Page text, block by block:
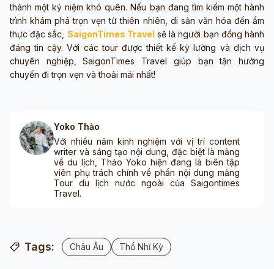
thành một kỷ niệm khó quên. Nếu bạn đang tìm kiếm một hành
trình khám phá trọn vẹn từ thiên nhiên, di sản văn hóa đến ẩm
thực đặc sắc, SaigonTimes Travel sẽ là người bạn đồng hành
đáng tin cậy. Với các tour được thiết kế kỹ lưỡng và dịch vụ
chuyên nghiệp, SaigonTimes Travel giúp bạn tận hưởng
chuyến đi trọn vẹn và thoải mái nhất!
Yoko Thảo
Với nhiều năm kinh nghiệm với vị trí content
writer và sáng tạo nội dung, đặc biệt là mảng
về du lịch, Thảo Yoko hiện đang là biên tập
viên phụ trách chính về phần nội dung mảng
Tour du lịch nước ngoài của Saigontimes
Travel.
Tags: Châu Âu Thổ Nhĩ Kỳ